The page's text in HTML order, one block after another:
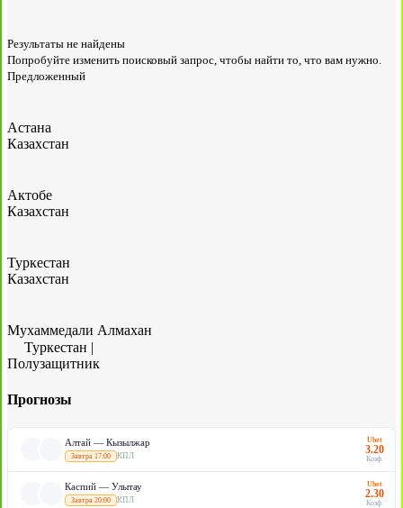
Результаты не найдены
Попробуйте изменить поисковый запрос, чтобы найти то, что вам нужно.
Предложенный
Астана
Казахстан
Актобе
Казахстан
Туркестан
Казахстан
Мухаммедали Алмахан
Туркестан |
Полузащитник
Прогнозы
Алтай — Кызылжар
Завтра 17:00 КПЛ
Ubet
3.20
Коэф.
Каспий — Улытау
Завтра 20:00 КПЛ
Ubet
2.30
Коэф.